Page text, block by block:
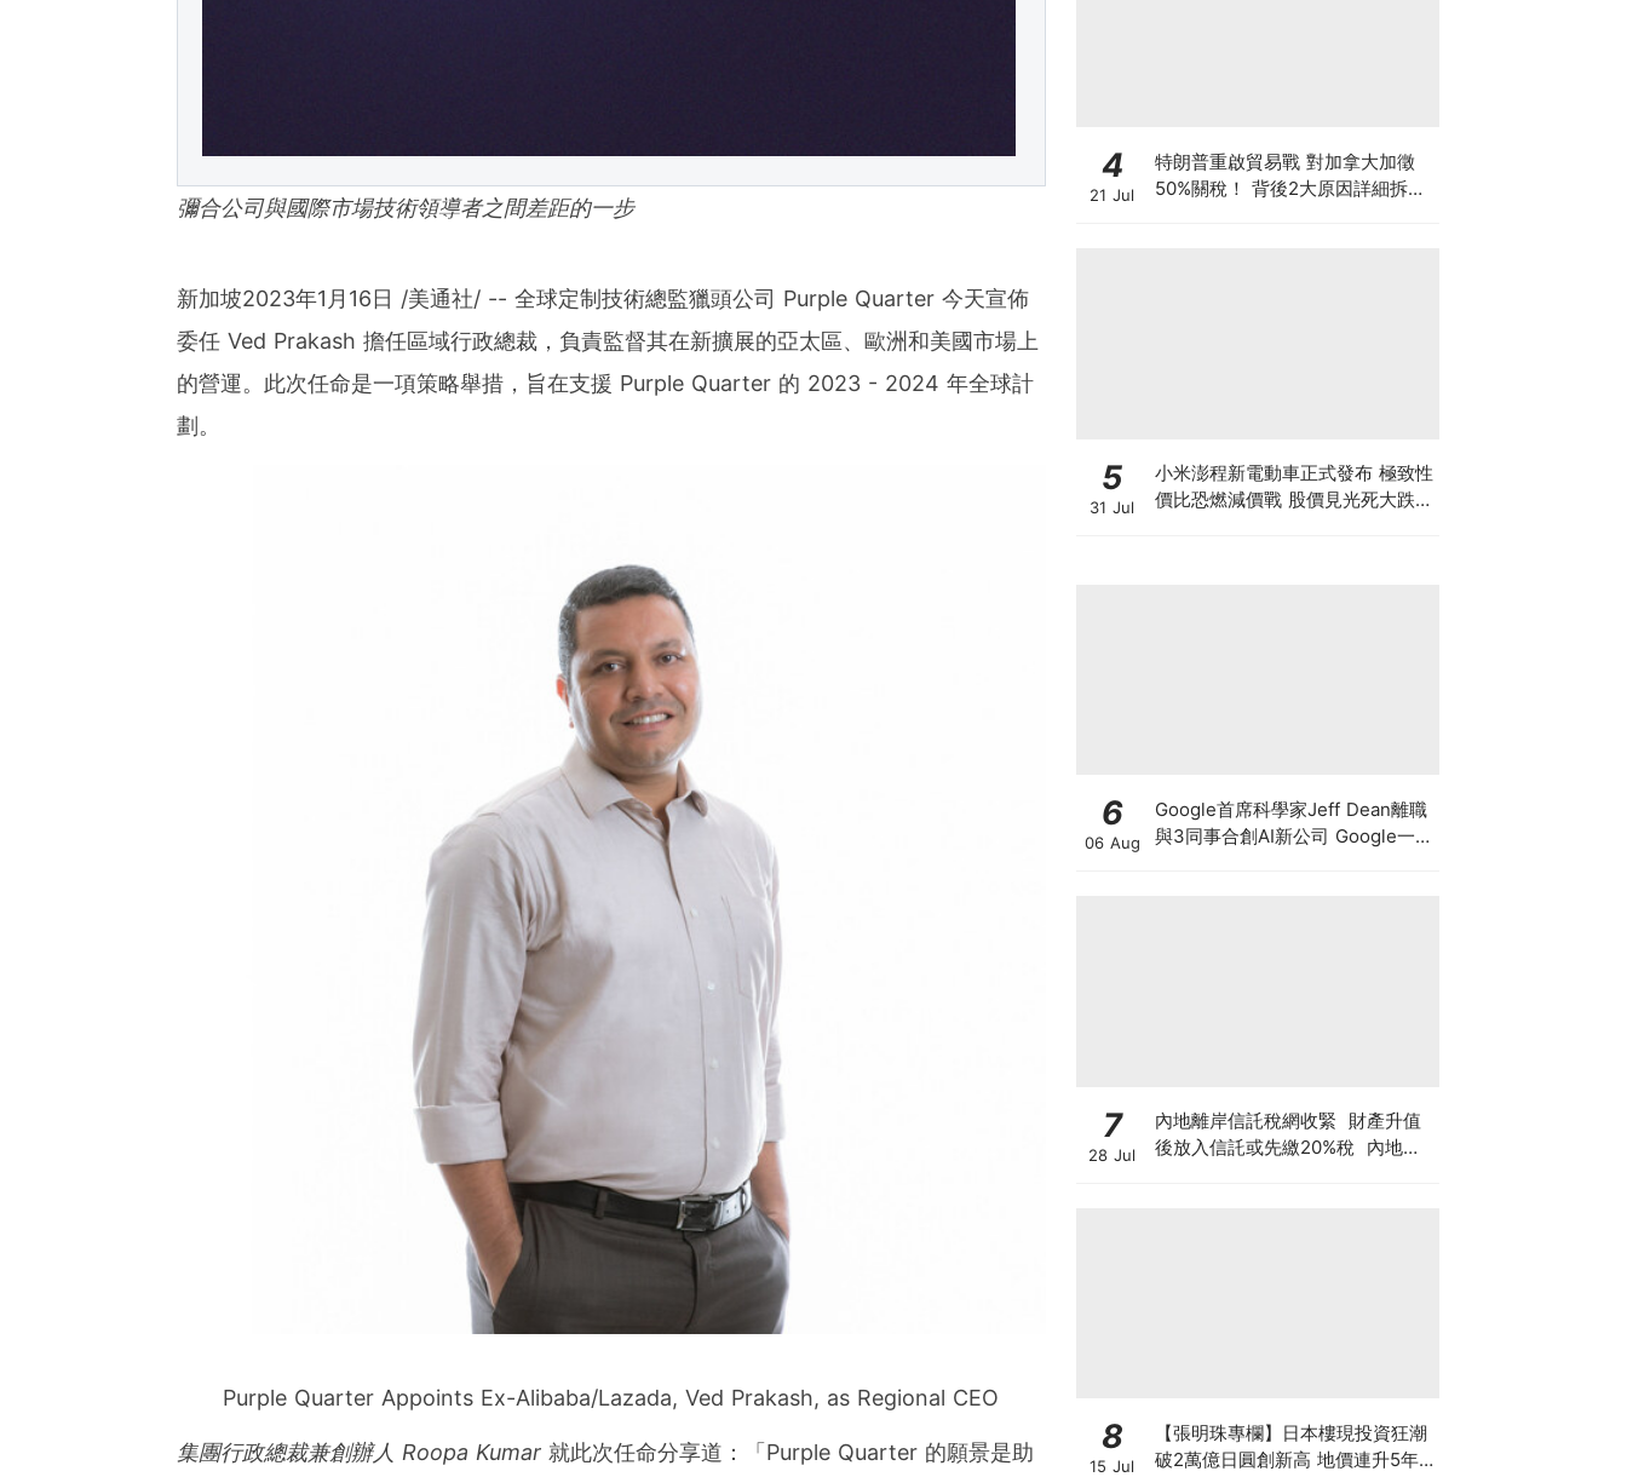
彌合公司與國際市場技術領導者之間差距的一步
新加坡2023年1月16日 /美通社/ -- 全球定制技術總監獵頭公司 Purple Quarter 今天宣佈
委任 Ved Prakash 擔任區域行政總裁，負責監督其在新擴展的亞太區、歐洲和美國市場上
的營運。此次任命是一項策略舉措，旨在支援 Purple Quarter 的 2023 - 2024 年全球計
劃。
Purple Quarter Appoints Ex-Alibaba/Lazada, Ved Prakash, as Regional CEO
集團行政總裁兼創辦人 Roopa Kumar就此次任命分享道：「Purple Quarter 的願景是助
4
21 Jul
特朗普重啟貿易戰 對加拿大加徵
50%關稅！ 背後2大原因詳細拆解
5
31 Jul
小米澎程新電動車正式發布 極致性
價比恐燃減價戰 股價見光死大跌
6
06 Aug
Google首席科學家Jeff Dean離職
與3同事合創AI新公司 Google一夜
7
28 Jul
內地離岸信託稅網收緊 財產升值
後放入信託或先繳20%稅 內地富
8
15 Jul
【張明珠專欄】日本樓現投資狂潮
破2萬億日圓創新高 地價連升5年